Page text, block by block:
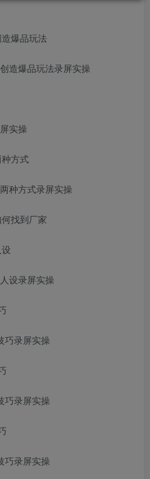
爆品玩法
造爆品玩法录屏实操
实操
方式
种方式录屏实操
找到厂家
设录屏实操
巧录屏实操
巧录屏实操
巧录屏实操